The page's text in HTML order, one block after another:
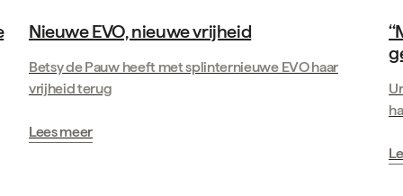
Nieuwe EVO, nieuwe vrijheid
Betsy de Pauw heeft met splinternieuwe EVO haar
vrijheid terug
Lees meer